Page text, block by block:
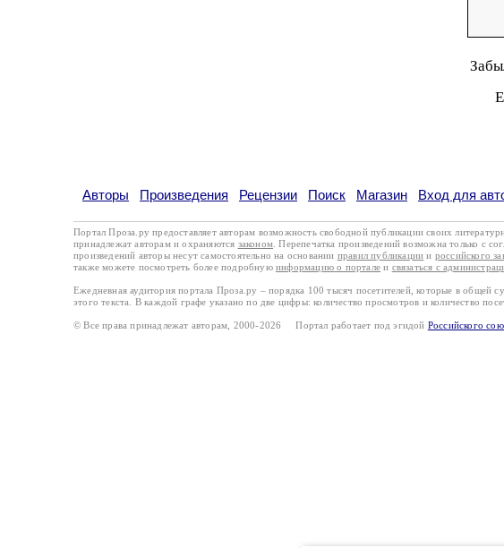
Авторы Произведения Рецензии Поиск Магазин Вход для
Портал Проза.ру предоставляет авторам возможность свободной публикации своих
принадлежат авторам и охраняются законом . Перепечатка произведений возможна только с
произведений авторы несут самостоятельно на основании правил публикации и российского
также можете посмотреть более подробную информацию о портале и связаться с
Ежедневная аудитория портала Проза.ру – порядка 100 тысяч посетителей, которые в
этого текста. В каждой графе указано по две цифры: количество просмотров и количество
© Все права принадлежат авторам, 2000-2026 Портал работает под эгидой Российского